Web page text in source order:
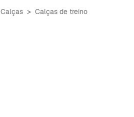
Calças Calças de treino